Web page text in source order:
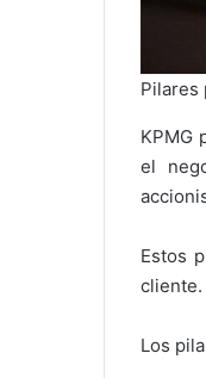
Pilares
KPMG
el
Estos
cliente.
Los